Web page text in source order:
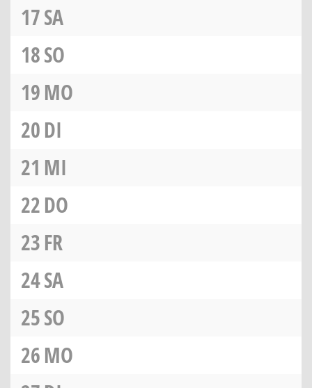
17SA
18SO
19MO
20DI
21 MI
22DO
23FR
24SA
25SO
26MO